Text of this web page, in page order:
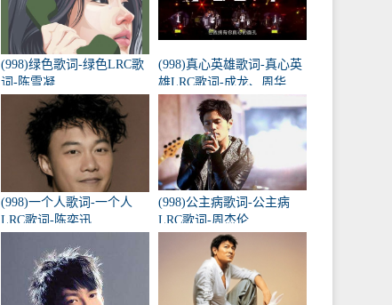
(998)绿色歌词-绿色LRC歌
词-陈雪凝
(998)真心英雄歌词-真心英
雄LRC歌词-成龙、周华
健、黄耀明、李宗盛
(998)一个人歌词-一个人
LRC歌词-陈奕迅
(998)公主病歌词-公主病
LRC歌词-周杰伦